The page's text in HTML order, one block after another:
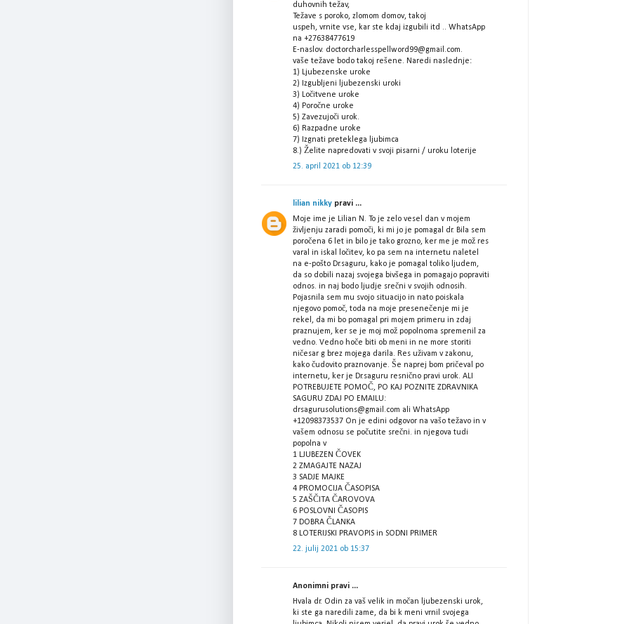
duhovnih težav,
Težave s poroko, zlomom domov, takoj
uspeh, vrnite vse, kar ste kdaj izgubili itd .. WhatsApp
na +27638477619
E-naslov. doctorcharlesspellword99@gmail.com.
vaše težave bodo takoj rešene. Naredi naslednje:
1) Ljubezenske uroke
2) Izgubljeni ljubezenski uroki
3) Ločitvene uroke
4) Poročne uroke
5) Zavezujoči urok.
6) Razpadne uroke
7) Izgnati preteklega ljubimca
8.) Želite napredovati v svoji pisarni / uroku loterije
25. april 2021 ob 12:39
lilian nikky pravi ...
Moje ime je Lilian N. To je zelo vesel dan v mojem
življenju zaradi pomoči, ki mi jo je pomagal dr. Bila sem
poročena 6 let in bilo je tako grozno, ker me je mož res
varal in iskal ločitev, ko pa sem na internetu naletel
na e-pošto Dr.saguru, kako je pomagal toliko ljudem,
da so dobili nazaj svojega bivšega in pomagajo popraviti
odnos. in naj bodo ljudje srečni v svojih odnosih.
Pojasnila sem mu svojo situacijo in nato poiskala
njegovo pomoč, toda na moje presenečenje mi je
rekel, da mi bo pomagal pri mojem primeru in zdaj
praznujem, ker se je moj mož popolnoma spremenil za
vedno. Vedno hoče biti ob meni in ne more storiti
ničesar g brez mojega darila. Res uživam v zakonu,
kako čudovito praznovanje. Še naprej bom pričeval po
internetu, ker je Dr.saguru resnično pravi urok. ALI
POTREBUJETE POMOČ, PO KAJ POZNITE ZDRAVNIKA
SAGURU ZDAJ PO EMAILU:
drsagurusolutions@gmail.com ali WhatsApp
+12098373537 On je edini odgovor na vašo težavo in v
vašem odnosu se počutite srečni. in njegova tudi
popolna v
1 LJUBEZEN ČOVEK
2 ZMAGAJTE NAZAJ
3 SADJE MAJKE
4 PROMOCIJA ČASOPISA
5 ZAŠČITA ČAROVOVA
6 POSLOVNI ČASOPIS
7 DOBRA ČLANKA
8 LOTERIJSKI PRAVOPIS in SODNI PRIMER
22. julij 2021 ob 15:37
Anonimni pravi ...
Hvala dr. Odin za vaš velik in močan ljubezenski urok,
ki ste ga naredili zame, da bi k meni vrnil svojega